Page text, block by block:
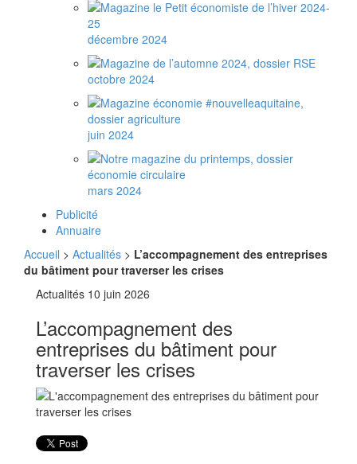
décembre 2024
octobre 2024
juin 2024
mars 2024
Publicité
Annuaire
Accueil > Actualités > L’accompagnement des entreprises
du bâtiment pour traverser les crises
Actualités 10 juin 2026
L’accompagnement des
entreprises du bâtiment pour
traverser les crises